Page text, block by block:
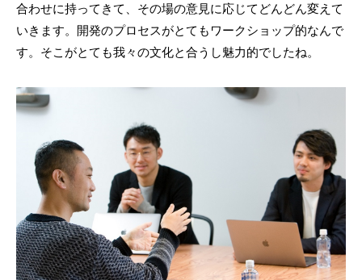
合わせに持ってきて、その場の意見に応じてどんどん変えて
いきます。開発のプロセスがとてもワークショップ的なんで
す。そこがとても我々の文化と合うし魅力的でしたね。